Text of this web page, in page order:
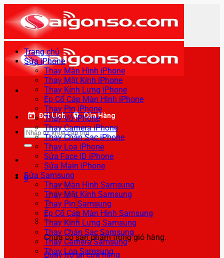
qua
nội
dung
Đặt Lịch Cửa Hàng
Tìm
kiếm:
0
Chưa có sản phẩm trong giỏ hàng.
Quay trở lại cửa hàng
Trang chủ
Sửa iPhone
Thay Màn Hình iPhone
Thay Mặt Kính iPhone
Thay Kính Lưng iPhone
Ép Cổ Cáp Màn Hình iPhone
Thay Pin iPhone
Thay Vỏ iPhone
Thay Camera iPhone
Thay Chân Sạc iPhone
Thay Loa iPhone
Sửa Face ID iPhone
Sửa Main iPhone
Sửa Samsung
Thay Màn Hình Samsung
Thay Mặt Kính Samsung
Thay Pin Samsung
Ép Cổ Cáp Màn Hình Samsung
Thay Kính Lưng Samsung
Thay Chân Sạc Samsung
Thay Camera Samsung
Thay Loa Samsung